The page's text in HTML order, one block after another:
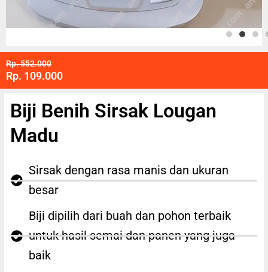
Rp. 552.000
Rp. 109.000
Biji Benih Sirsak Lougan
Madu
Sirsak dengan rasa manis dan ukuran
besar
Biji dipilih dari buah dan pohon terbaik
untuk hasil semai dan panen yang juga
baik